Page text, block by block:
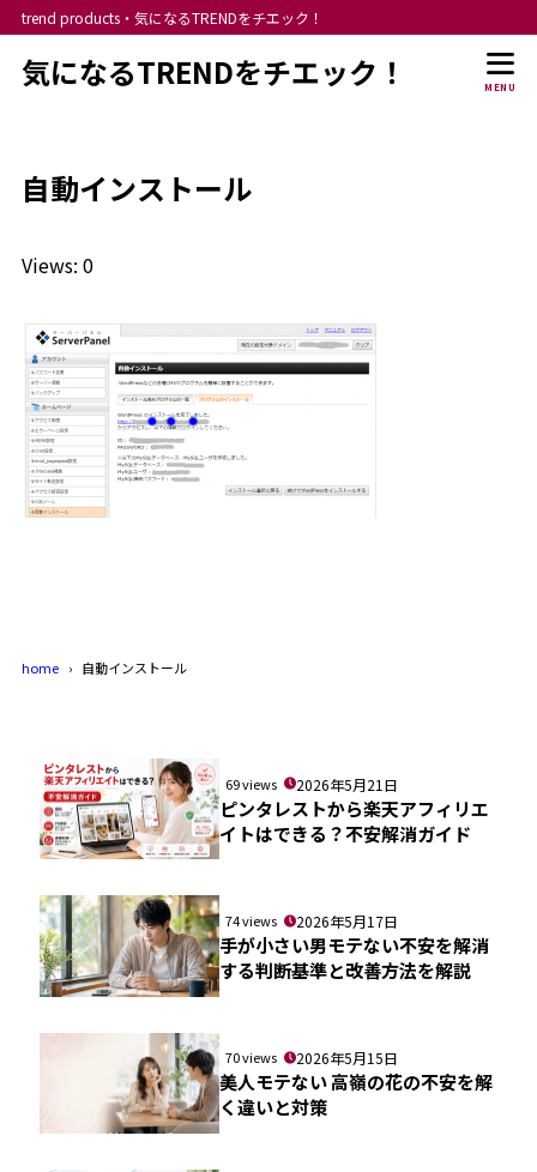
trend products・気になるTRENDをチエック！
気になるTRENDをチエック！ MENU
自動インストール
Views: 0
home 自動インストール
69 views 2026年5月21日
ピンタレストから楽天アフィリエ
イトはできる？不安解消ガイド
74 views 2026年5月17日
手が小さい男モテない不安を解消
する判断基準と改善方法を解説
70 views 2026年5月15日
美人モテない 高嶺の花の不安を解
く違いと対策